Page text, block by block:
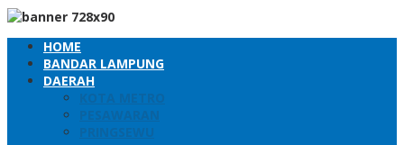
HOME
BANDAR LAMPUNG
DAERAH
KOTA METRO
PESAWARAN
PRINGSEWU